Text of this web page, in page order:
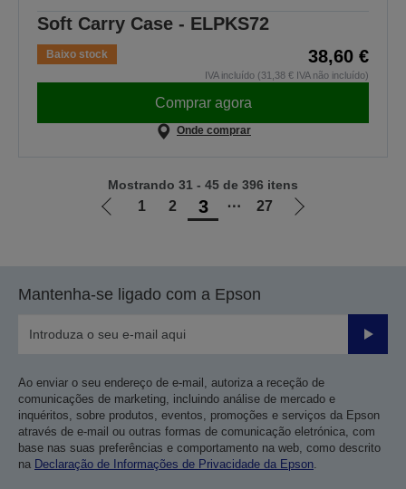
Soft Carry Case - ELPKS72
Baixo stock 38,60 €
IVA incluído (31,38 € IVA não incluído)
Comprar agora
Onde comprar
Ir
anterior
1 2 3 ⋯ 27
Ir
Mostrando 31 - 45 de 396 itens
Mantenha-se ligado com a Epson
Enviar
Ao enviar o seu endereço de e-mail, autoriza a receção de
comunicações de marketing, incluindo análise de mercado e
inquéritos, sobre produtos, eventos, promoções e serviços da Epson
através de e-mail ou outras formas de comunicação eletrónica, com
base nas suas preferências e comportamento na web, como descrito
na Declaração de Informações de Privacidade da Epson.